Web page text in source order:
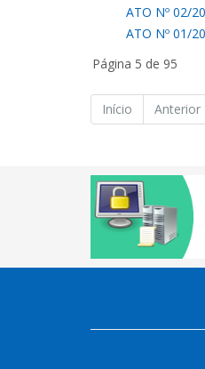
ATO Nº 02/
ATO Nº 01/
Página 5 de 95
Início Anterior